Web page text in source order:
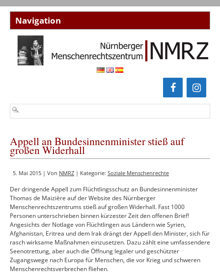
Appell an Bundesinnenminister stieß auf
großen Widerhall
5. Mai 2015 | Von NMRZ | Kategorie: Soziale Menschenrechte
Der dringende Appell zum Flüchtlingsschutz an Bundesinnenminister
Thomas de Maizière auf der Website des Nürnberger
Menschenrechtszentrums stieß auf großen Widerhall. Fast 1000
Personen unterschrieben binnen kürzester Zeit den offenen Brief!
Angesichts der Notlage von Flüchtlingen aus Ländern wie Syrien,
Afghanistan, Eritrea und dem Irak drängt der Appell den Minister, sich für
rasch wirksame Maßnahmen einzusetzen. Dazu zählt eine umfassendere
Seenotrettung, aber auch die Öffnung legaler und geschützter
Zugangswege nach Europa für Menschen, die vor Krieg und schweren
Menschenrechtsverbrechen fliehen.